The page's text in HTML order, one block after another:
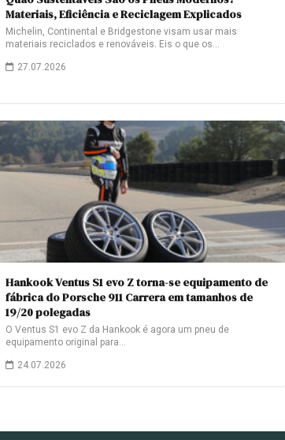
Materiais, Eficiência e Reciclagem Explicados
Michelin, Continental e Bridgestone visam usar mais
materiais reciclados e renováveis. Eis o que os…
27.07.2026
Hankook Ventus S1 evo Z torna-se equipamento de
fábrica do Porsche 911 Carrera em tamanhos de
19/20 polegadas
O Ventus S1 evo Z da Hankook é agora um pneu de
equipamento original para…
24.07.2026